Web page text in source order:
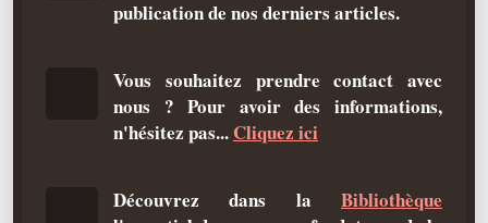
La doctrine Spirite
Les bases du spiritisme
Historique
publication de nos derniers articles.
Vous souhaitez prendre contact avec
nous ? Pour avoir des informations,
n'hésitez pas... Cliquez ici
Découvrez dans la Bibliothèque